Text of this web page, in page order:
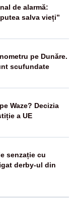
de alarmă:
salva vieți”
pe Dunăre.
scufundate
Waze? Decizia
a UE
senzație cu
derby-ul din